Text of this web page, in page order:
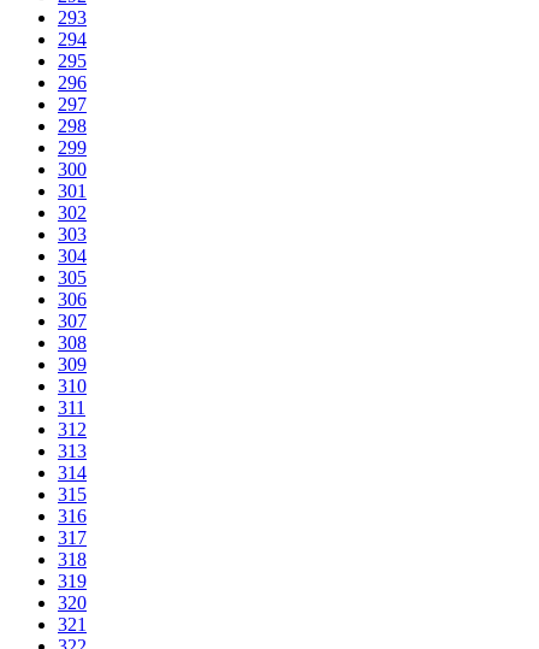
293
294
295
296
297
298
299
300
301
302
303
304
305
306
307
308
309
310
311
312
313
314
315
316
317
318
319
320
321